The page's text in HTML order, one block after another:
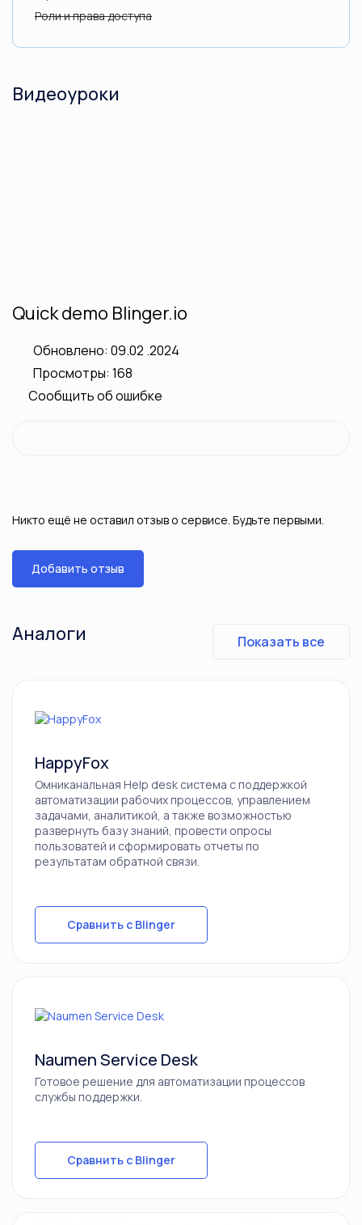
Роли и права доступа
Видеоуроки
Quick demo Blinger.io
Обновлено: 09.02 .2024
Просмотры: 168
Сообщить об ошибке
Никто ещё не оставил отзыв о сервисе. Будьте первыми.
Добавить отзыв
Аналоги Показать все
HappyFox
Омниканальная Help desk система с поддержкой
автоматизации рабочих процессов, управлением
задачами, аналитикой, а также возможностью
развернуть базу знаний, провести опросы
пользоватей и сформировать отчеты по
результатам обратной связи.
Сравнить с Blinger
Naumen Service Desk
Готовое решение для автоматизации процессов
службы поддержки.
Сравнить с Blinger